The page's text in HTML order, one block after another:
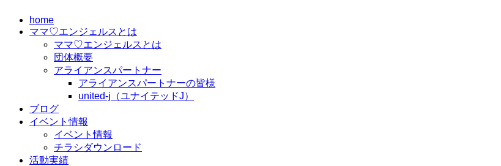
home
ママ♡エンジェルスとは
ママ♡エンジェルスとは
団体概要
アライアンスパートナー
アライアンスパートナーの皆様
united-j（ユナイテッドJ）
ブログ
イベント情報
イベント情報
チラシダウンロード
活動実績